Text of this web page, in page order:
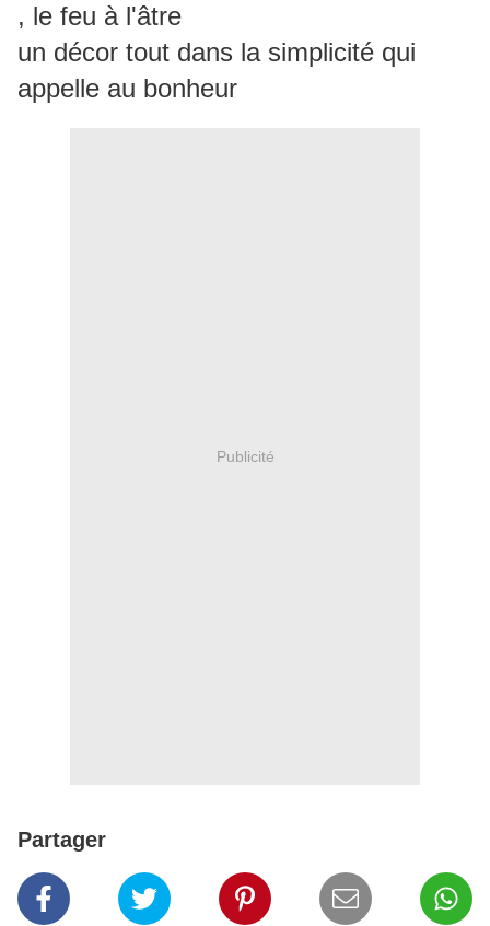
, le feu à l'âtre
un décor tout dans la simplicité qui
appelle au bonheur
Publicité
Partager